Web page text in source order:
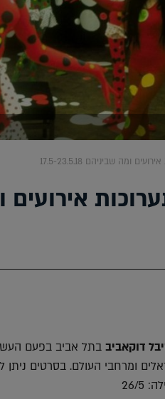
ומה שביניהם 17.5-23.5.18
אירועים
דוקאביב בתל אביב בפעם
ישראלים ומרחבי העולם. בסרטים
5